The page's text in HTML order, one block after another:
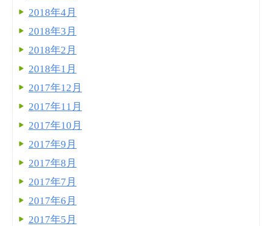
2018年4月
2018年3月
2018年2月
2018年1月
2017年12月
2017年11月
2017年10月
2017年9月
2017年8月
2017年7月
2017年6月
2017年5月